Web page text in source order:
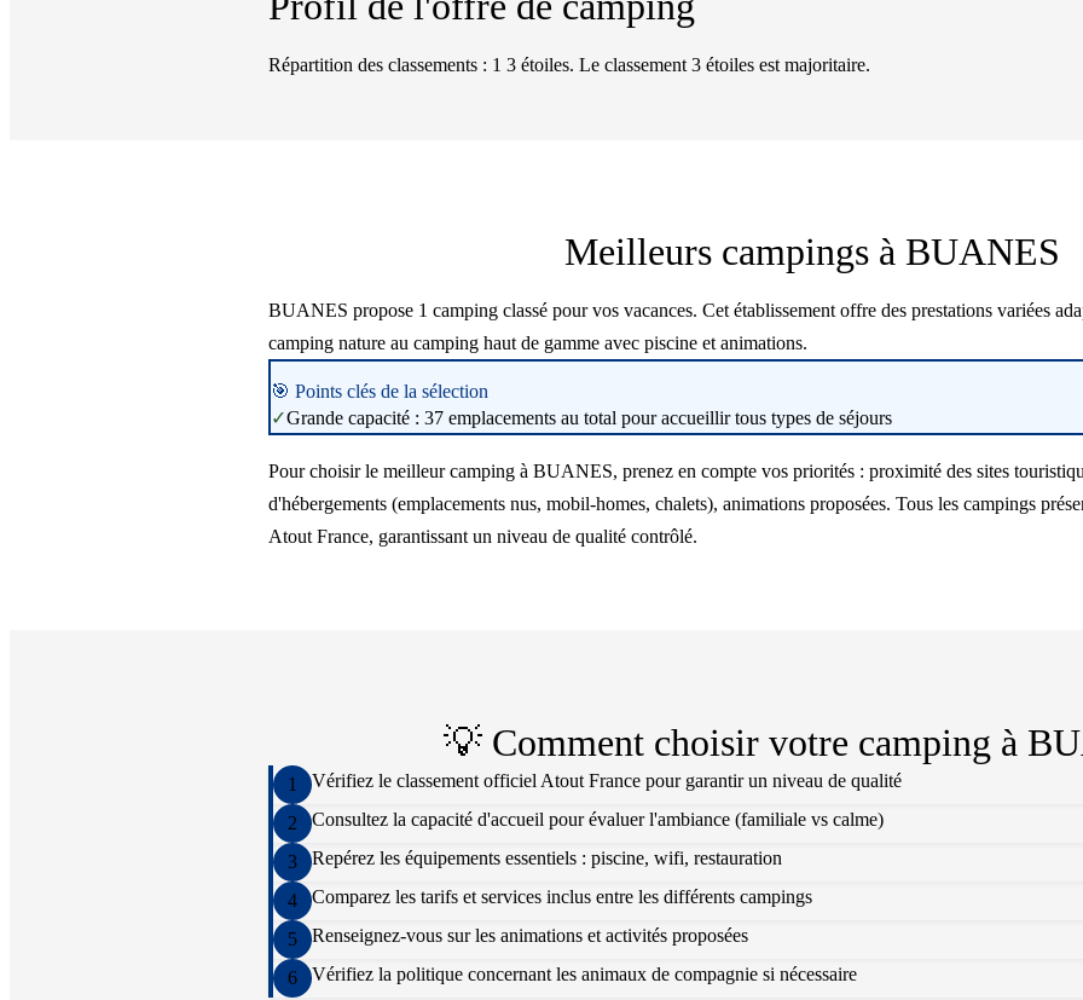
Répartition des classements : 1 3 étoiles. Le classement 3 étoiles est majoritaire.
Meilleurs campings à BUANES
BUANES propose 1 camping classé pour vos vacances. Cet établissement offre des prestations variées
camping nature au camping haut de gamme avec piscine et animations.
🎯 Points clés de la sélection
✓Grande capacité : 37 emplacements au total pour accueillir tous types de séjours
Pour choisir le meilleur camping à BUANES, prenez en compte vos priorités : proximité des sites
d'hébergements (emplacements nus, mobil-homes, chalets), animations proposées. Tous les campings
Atout France, garantissant un niveau de qualité contrôlé.
💡 Comment choisir votre camping à
1 Vérifiez le classement officiel Atout France pour garantir un niveau de qualité
2 Consultez la capacité d'accueil pour évaluer l'ambiance (familiale vs calme)
3 Repérez les équipements essentiels : piscine, wifi, restauration
4 Comparez les tarifs et services inclus entre les différents campings
5 Renseignez-vous sur les animations et activités proposées
6 Vérifiez la politique concernant les animaux de compagnie si nécessaire